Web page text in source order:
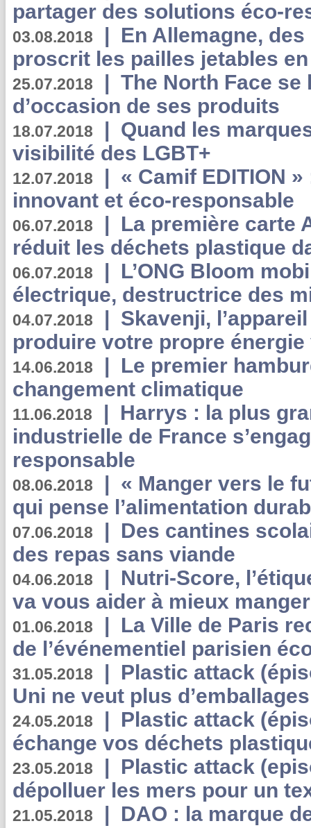
partager des solutions éco-
03.08.2018 | En Allemagne,
proscrit les pailles jetables
25.07.2018 | The North Face se
d’occasion de ses produits
18.07.2018 | Quand les
visibilité des LGBT+
12.07.2018 | « Camif EDITION
innovant et éco-responsable
06.07.2018 | La première carte
réduit les déchets plastique
06.07.2018 | L’ONG Bloom
électrique, destructrice des
04.07.2018 | Skavenji,
produire votre propre
14.06.2018 | Le premier
changement climatique
11.06.2018 | Harrys : la plus
industrielle de France
responsable
08.06.2018 | « Manger vers le
qui pense l’alimentation
07.06.2018 | Des cantines
des repas sans viande
04.06.2018 | Nutri-Score,
va vous aider à mieux
01.06.2018 | La Ville de Paris
de l’événementiel parisien
31.05.2018 | Plastic attack
Uni ne veut plus
24.05.2018 | Plastic attack
échange vos déchets
23.05.2018 | Plastic attack
dépolluer les mers pour un
21.05.2018 | DAO : la marque